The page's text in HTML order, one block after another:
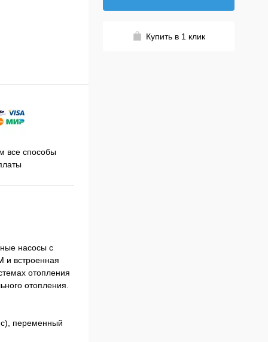
все способы
насосы с
и встроенная
отопления
отопления.
c), переменный
Купить в 1 клик